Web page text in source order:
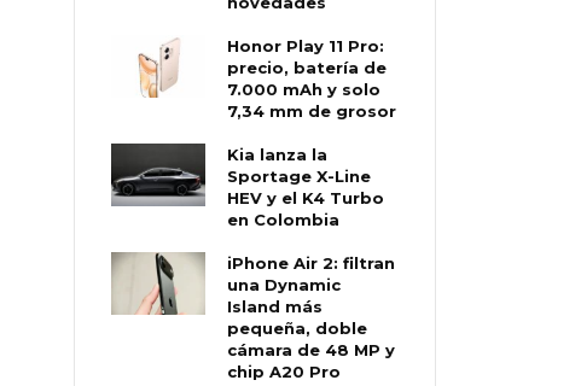
Honor Play 11 Pro:
precio, batería de
7.000 mAh y solo
7,34 mm de grosor
Kia lanza la
Sportage X-Line
HEV y el K4 Turbo
en Colombia
iPhone Air 2: filtran
una Dynamic
Island más
pequeña, doble
cámara de 48 MP y
chip A20 Pro